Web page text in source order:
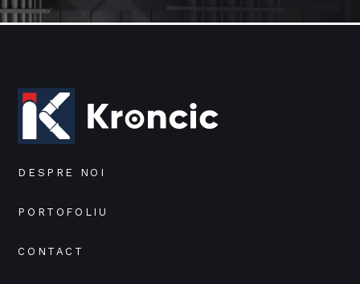
DESPRE NOI
PORTOFOLIU
CONTACT